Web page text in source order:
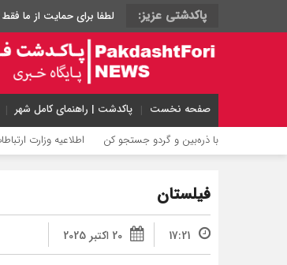
پاکدشتی عزیز: لطفا برای حمایت از ما
صفحه نخست پاکدشت | راهنمای کامل شهر
با ذره‌بین و گردو جستجو کن اطلاعیه وزارت ارتباطات
فیلستان
17:21 20 اکتبر 2025